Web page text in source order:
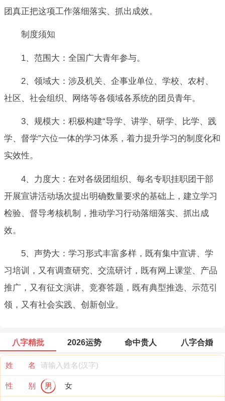
团真正把这项工作落细落实、抓出成效。
制度须知
1、范围大：全国广大青年参与。
2、领域大：涉及机关、企事业单位、学校、农村、
社区、社会组织、网络等各领域各系统的团员青年。
3、规模大：积极构建“导学、讲学、研学、比学、践
学、督学”六位一体的学习体系，着力提升学习的制度化和
实效性。
4、力度大：在对各级团组织、每名专职挂职团干部
开展宣讲活动场次提出明确数量要求的基础上，建立学习
检验、督导考核机制，推动学习行动落细落实、抓出成
效。
5、声势大：学习形式丰富多样，既有集中宣讲、学
习培训，又有调查研究、交流研讨，既有网上课堂、产品
推广，又有征文演讲、竞赛答题，既有典型推选、示范引
领，又有社会实践、创新创业。
八字精批 2026运势 命中贵人 八字合婚
姓 名
性 别 男 女